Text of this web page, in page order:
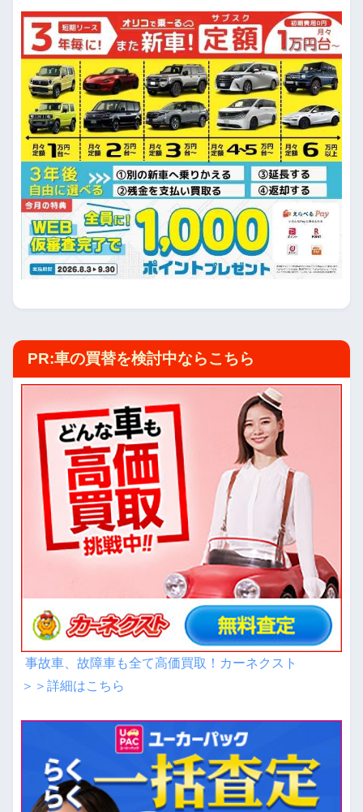
PR:車の買替を検討中ならこちら
事故車、故障車も全て高価買取！カーネクスト
＞＞詳細はこちら